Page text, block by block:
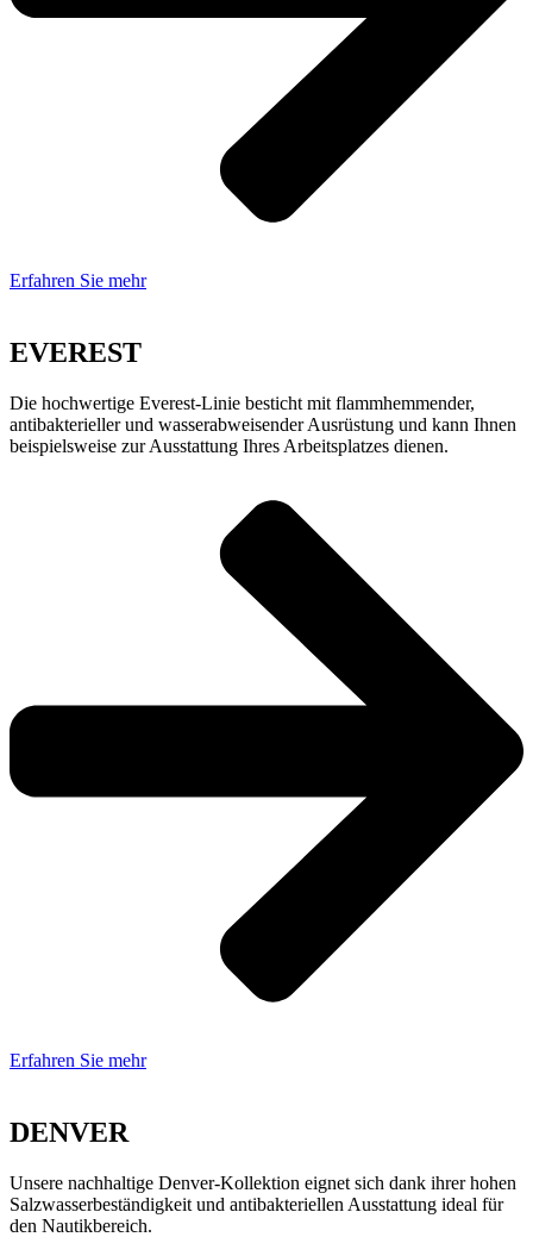
Erfahren Sie mehr
EVEREST
Die hochwertige Everest-Linie besticht mit flammhemmender,
antibakterieller und wasserabweisender Ausrüstung und kann Ihnen
beispielsweise zur Ausstattung Ihres Arbeitsplatzes dienen.
Erfahren Sie mehr
DENVER
Unsere nachhaltige Denver-Kollektion eignet sich dank ihrer hohen
Salzwasserbeständigkeit und antibakteriellen Ausstattung ideal für
den Nautikbereich.